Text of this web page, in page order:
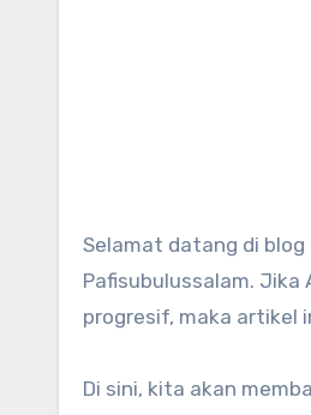
Selamat datang di blog kami, kali ini, kami akan memperkenalkan sebuah organisasi yang tak kalah menarik:
Pafisubulussalam.
progresif, maka artikel
Di sini, kita akan